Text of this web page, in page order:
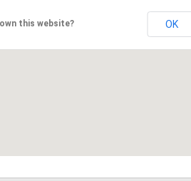
this website? OK